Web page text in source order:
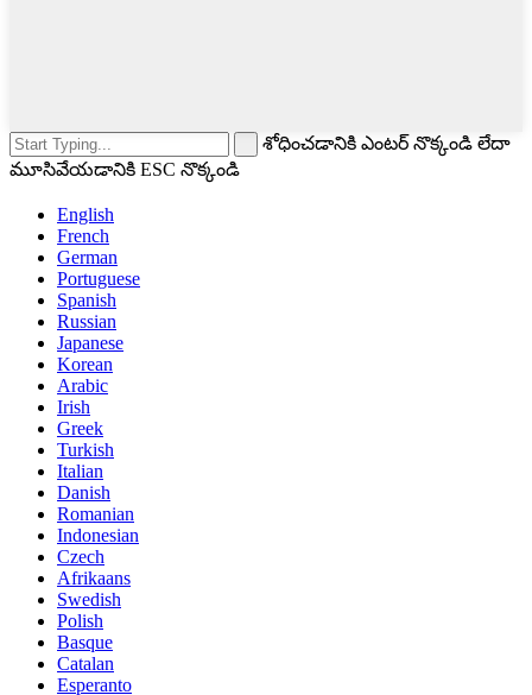
శోధించడానికి ఎంటర్ నొక్కండి లేదా
మూసివేయడానికి ESC నొక్కండి
English
French
German
Portuguese
Spanish
Russian
Japanese
Korean
Arabic
Irish
Greek
Turkish
Italian
Danish
Romanian
Indonesian
Czech
Afrikaans
Swedish
Polish
Basque
Catalan
Esperanto